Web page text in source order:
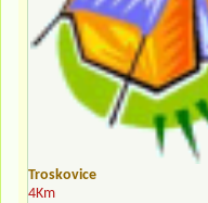
Troskovice
4Km